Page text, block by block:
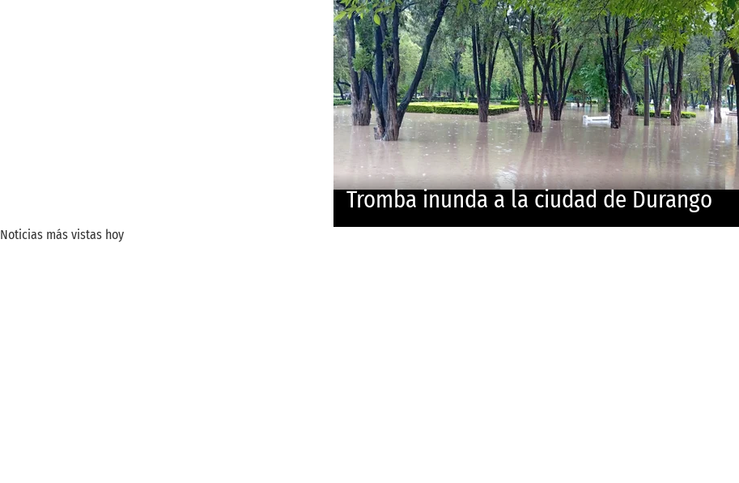
Tromba inunda a la ciudad de Durango
Noticias más vistas hoy